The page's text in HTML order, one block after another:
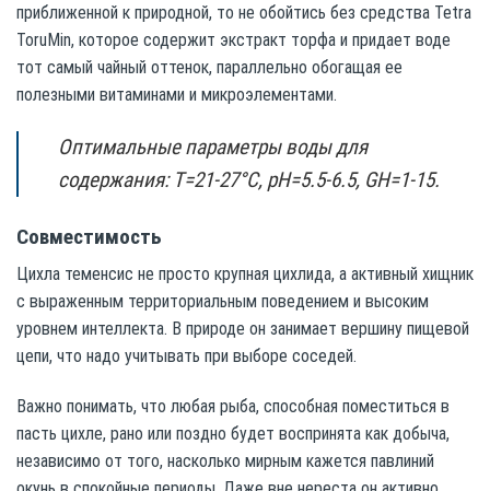
приближенной к природной, то не обойтись без средства Tetra
ToruMin, которое содержит экстракт торфа и придает воде
тот самый чайный оттенок, параллельно обогащая ее
полезными витаминами и микроэлементами.
Оптимальные параметры воды для
содержания: Т=21-27°C, pH=5.5-6.5, GH=1-15.
Совместимость
Цихла теменсис не просто крупная цихлида, а активный хищник
с выраженным территориальным поведением и высоким
уровнем интеллекта. В природе он занимает вершину пищевой
цепи, что надо учитывать при выборе соседей.
Важно понимать, что любая рыба, способная поместиться в
пасть цихле, рано или поздно будет воспринята как добыча,
независимо от того, насколько мирным кажется павлиний